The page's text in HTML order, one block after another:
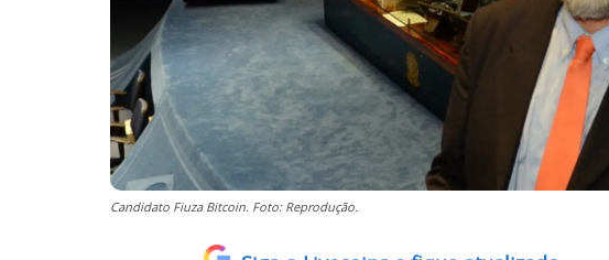
Candidato Fiuza Bitcoin. Foto: Reprodução.